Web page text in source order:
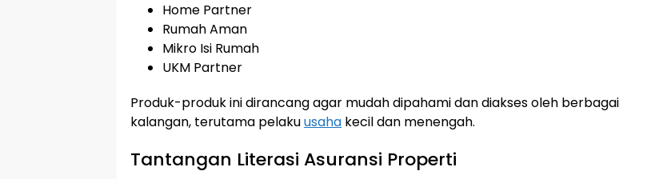
Home Partner
Rumah Aman
Mikro Isi Rumah
UKM Partner
Produk-produk ini dirancang agar mudah dipahami dan diakses oleh berbagai
kalangan, terutama pelakuusaha kecil dan menengah.
Tantangan Literasi Asuransi Properti